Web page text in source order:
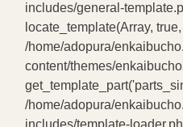
includes/general-
locate_template(Array,
/home/adopura/
content/themes/
/home/adopura/